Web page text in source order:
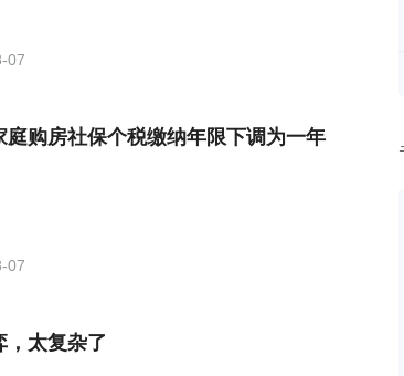
07
庭购房社保个税缴纳年限下调为一年
07
，太复杂了